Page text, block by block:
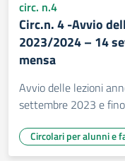
circ. n.4
Circ.n. 4 -Avvio
2023/2024 – 14
mensa
Avvio delle lezioni
settembre 2023 e
Circolari per alunni e